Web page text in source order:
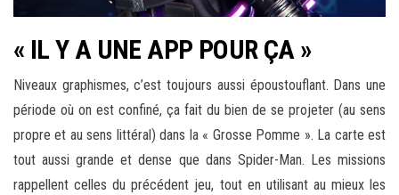
« IL Y A UNE APP POUR ÇA »
Niveaux graphismes, c’est toujours aussi époustouflant. Dans une
période où on est confiné, ça fait du bien de se projeter (au sens
propre et au sens littéral) dans la « Grosse Pomme ». La carte est
tout aussi grande et dense que dans Spider-Man. Les missions
rappellent celles du précédent jeu, tout en utilisant au mieux les